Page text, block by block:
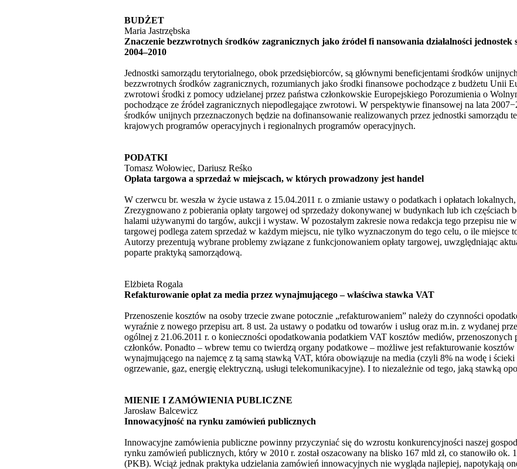
BUDŻET
Maria Jastrzębska
Znaczenie bezzwrotnych środków zagranicznych jako źródeł fi nansowania działalności
2004–2010
Jednostki samorządu terytorialnego, obok przedsiębiorców, są głównymi beneficjentami środków
bezzwrotnych środków zagranicznych, rozumianych jako środki finansowe pochodzące z budżetu Unii
zwrotowi środki z pomocy udzielanej przez państwa członkowskie Europejskiego Porozumienia o
pochodzące ze źródeł zagranicznych niepodlegające zwrotowi. W perspektywie finansowej na lata
środków unijnych przeznaczonych będzie na dofinansowanie realizowanych przez jednostki samorządu
krajowych programów operacyjnych i regionalnych programów operacyjnych.
PODATKI
Tomasz Wołowiec, Dariusz Reśko
Opłata targowa a sprzedaż w miejscach, w których prowadzony jest handel
W czerwcu br. weszła w życie ustawa z 15.04.2011 r. o zmianie ustawy o podatkach i opłatach
Zrezygnowano z pobierania opłaty targowej od sprzedaży dokonywanej w budynkach lub ich częściach
halami używanymi do targów, aukcji i wystaw. W pozostałym zakresie nowa redakcja tego przepisu nie
targowej podlega zatem sprzedaż w każdym miejscu, nie tylko wyznaczonym do tego celu, o ile miejsce
Autorzy prezentują wybrane problemy związane z funkcjonowaniem opłaty targowej, uwzględniając
poparte praktyką samorządową.
Elżbieta Rogala
Refakturowanie opłat za media przez wynajmującego – właściwa stawka VAT
Przenoszenie kosztów na osoby trzecie zwane potocznie „refakturowaniem” należy do czynności
wyraźnie z nowego przepisu art. 8 ust. 2a ustawy o podatku od towarów i usług oraz m.in. z wydanej
ogólnej z 21.06.2011 r. o konieczności opodatkowania podatkiem VAT kosztów mediów,
członków. Ponadto – wbrew temu co twierdzą organy podatkowe – możliwe jest refakturowanie
wynajmującego na najemcę z tą samą stawką VAT, która obowiązuje na media (czyli 8% na wodę i ścieki
ogrzewanie, gaz, energię elektryczną, usługi telekomunikacyjne). I to niezależnie od tego, jaką stawką
MIENIE I ZAMÓWIENIA PUBLICZNE
Jarosław Balcewicz
Innowacyjność na rynku zamówień publicznych
Innowacyjne zamówienia publiczne powinny przyczyniać się do wzrostu konkurencyjności naszej
rynku zamówień publicznych, który w 2010 r. został oszacowany na blisko 167 mld zł, co stanowiło ok.
(PKB). Wciąż jednak praktyka udzielania zamówień innowacyjnych nie wygląda najlepiej, napotykają